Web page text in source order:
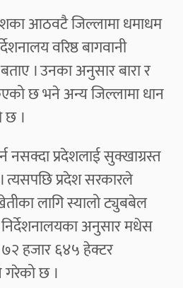
आठवटै जिल्लामा धमाधम
वरिष्ठ बागवानी
। उनका अनुसार बारा र
छ भने अन्य जिल्लामा धान
छ ।
नसक्दा प्रदेशलाई सुक्खाग्रस्त
त्यसपछि प्रदेश सरकारले
लागि स्यालो ट्युबबेल
अनुसार मधेस
हजार ६४५ हेक्टर
गरेको छ ।